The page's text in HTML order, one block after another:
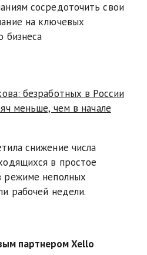
сосредоточить свои
на ключевых
бизнеса
безработных в России
меньше, чем в начале
снижение числа
в простое
режиме неполных
рабочей недели.
партнером Xello